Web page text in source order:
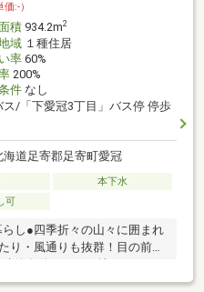
価:-）
積934.2m2
域１種住居
率60%
200%
件なし
ス/「下愛冠3丁目」バス停 停歩
海道足寄郡足寄町愛冠
本下水
可
し●四季折々の山々に囲まれ
り・風通りも抜群！目の前が
築条件なしの更地なので、
ジハウスにも最適●お好きな